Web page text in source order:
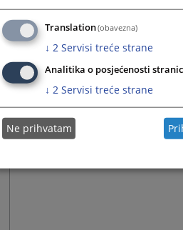
Translation(obavezna)
↓ 2 Servisi treće strane
Analitika o posjećenosti
↓ 2 Servisi treće strane
Ne prihvatam